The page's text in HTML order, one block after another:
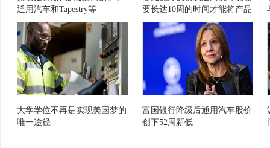
通用汽车和Tapestry等
要长达10周的时间才能将产品
从受影响的工厂送回商店
大学学位不再是实现美国梦的
唯一途径
富国银行降级后通用汽车股价
创下52周新低